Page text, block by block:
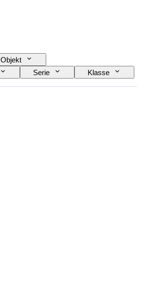
Objekt
Serie
Klasse
Byttekort type